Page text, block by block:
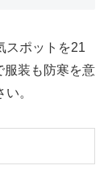
スポットを21
服装も防寒を意
。